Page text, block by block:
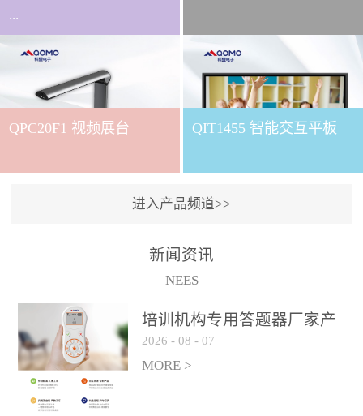
...
下载QVote授课软件课堂互
动的质量直接影响教学效
果与学生参与度。作为
打造的互动授课软件，
QVote 以 “让每一堂课都充
功能与数据化教学分析，
课堂互动解决方案，重新
定义了师生互动的新模
式。极简操作，轻松融入
教学流程QVote 深谙教师
教学节奏的重要性，采用
QPC20F1 视频展台 QIT1455 智能交互平板
进入产品频道>>
新闻资讯
NEES
培训机构专用答题器厂家产
品方案
2026 - 08 - 07
MORE >